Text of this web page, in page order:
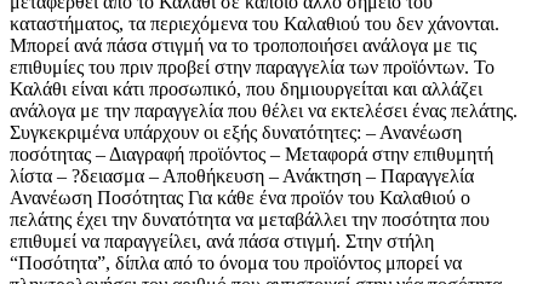
καταστήματος, τα περιεχόμενα του Καλαθιού του δεν χάνονται.
Μπορεί ανά πάσα στιγμή να το τροποποιήσει ανάλογα με τις
επιθυμίες του πριν προβεί στην παραγγελία των προϊόντων. Το
Καλάθι είναι κάτι προσωπικό, που δημιουργείται και αλλάζει
ανάλογα με την παραγγελία που θέλει να εκτελέσει ένας πελάτης.
Συγκεκριμένα υπάρχουν οι εξής δυνατότητες: – Ανανέωση
ποσότητας – Διαγραφή προϊόντος – Μεταφορά στην επιθυμητή
λίστα – ?δειασμα – Αποθήκευση – Ανάκτηση – Παραγγελία
Ανανέωση Ποσότητας Για κάθε ένα προϊόν του Καλαθιού ο
πελάτης έχει την δυνατότητα να μεταβάλλει την ποσότητα που
επιθυμεί να παραγγείλει, ανά πάσα στιγμή. Στην στήλη
“Ποσότητα”, δίπλα από το όνομα του προϊόντος μπορεί να